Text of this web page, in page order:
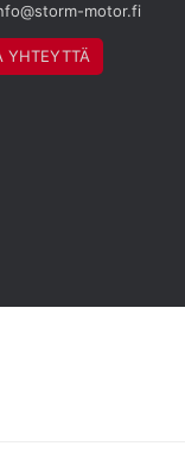
motor.fi
YHTEYTTÄ